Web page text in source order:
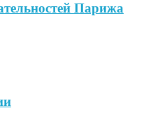
Парижа